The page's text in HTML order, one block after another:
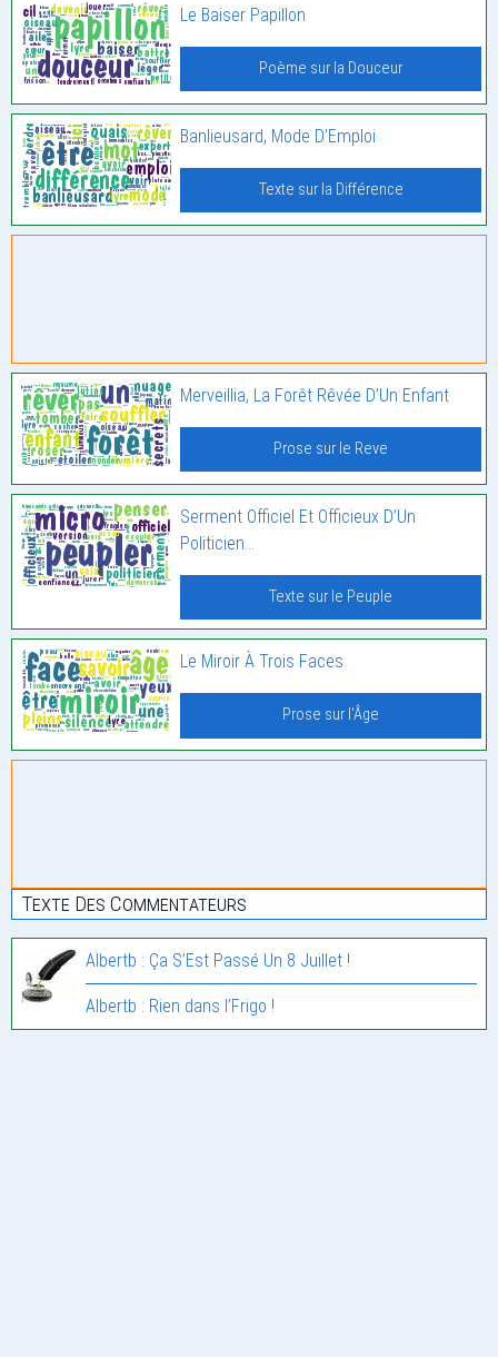
Le Baiser Papillon
Poème sur la Douceur
Banlieusard, Mode D’Emploi
Texte sur la Différence
Merveillia, La Forêt Rêvée D’Un Enfant
Prose sur le Reve
Serment Officiel Et Officieux D’Un
Politicien…
Texte sur le Peuple
Le Miroir À Trois Faces
Prose sur l'Âge
Texte Des Commentateurs
Albertb : Ça S’Est Passé Un 8 Juillet !
Albertb : Rien dans l’Frigo !